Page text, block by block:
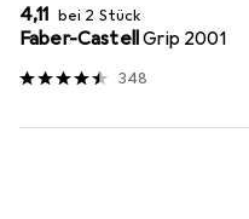
EUR
4,11 bei 2 Stück
Faber-CastellGrip 2001
348